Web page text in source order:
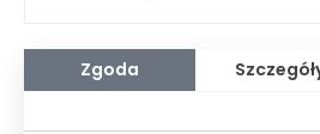
Zgoda